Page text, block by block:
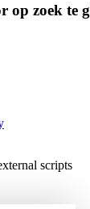
op zoek te
scripts